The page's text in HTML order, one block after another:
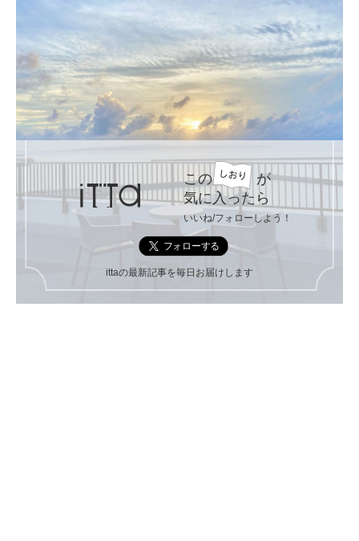
この
が
気に入ったら
いいね/フォローしよう！
ittaの最新記事を毎日お届けします